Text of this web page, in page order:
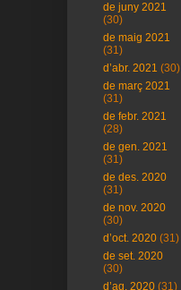
de juny 2021
(30)
de maig 2021
(31)
d’abr. 2021 (30)
de març 2021
(31)
de febr. 2021
(28)
de gen. 2021
(31)
de des. 2020
(31)
de nov. 2020
(30)
d’oct. 2020 (31)
de set. 2020
(30)
d’ag. 2020 (31)